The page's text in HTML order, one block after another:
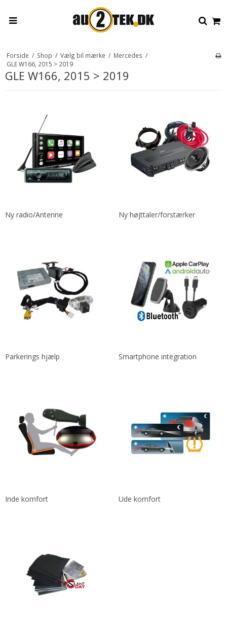
Forside / Shop / Vælg bil mærke / Mercedes /
GLE W166, 2015 > 2019
GLE W166, 2015 > 2019
Ny radio/Antenne Ny højttaler/forstærker
Parkerings hjælp Smartphone integration
Inde komfort Ude komfort